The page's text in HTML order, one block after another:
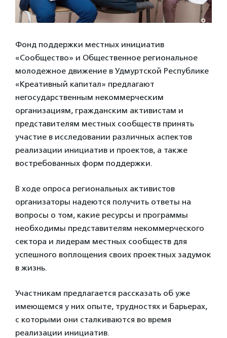
Фонд поддержки местных инициатив
«Сообщество» и Общественное региональное
молодежное движение в Удмуртской Республике
«Креативный капитал» предлагают
негосударственным некоммерческим
организациям, гражданским активистам и
представителям местных сообществ принять
участие в исследовании различных аспектов
реализации инициатив и проектов, а также
востребованных форм поддержки.
В ходе опроса региональных активистов
организаторы надеются получить ответы на
вопросы о том, какие ресурсы и программы
необходимы представителям некоммерческого
сектора и лидерам местных сообществ для
успешного воплощения своих проектных задумок
в жизнь.
Участникам предлагается рассказать об уже
имеющемся у них опыте, трудностях и барьерах,
с которыми они сталкиваются во время
реализации инициатив.